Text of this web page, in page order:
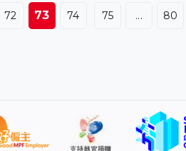
」運輸及物流局副局長廖振新：
，所以要指定一兩間體檢中心去做
後提交立法建議，目標明年年中落
72 73 74 75 ... 80